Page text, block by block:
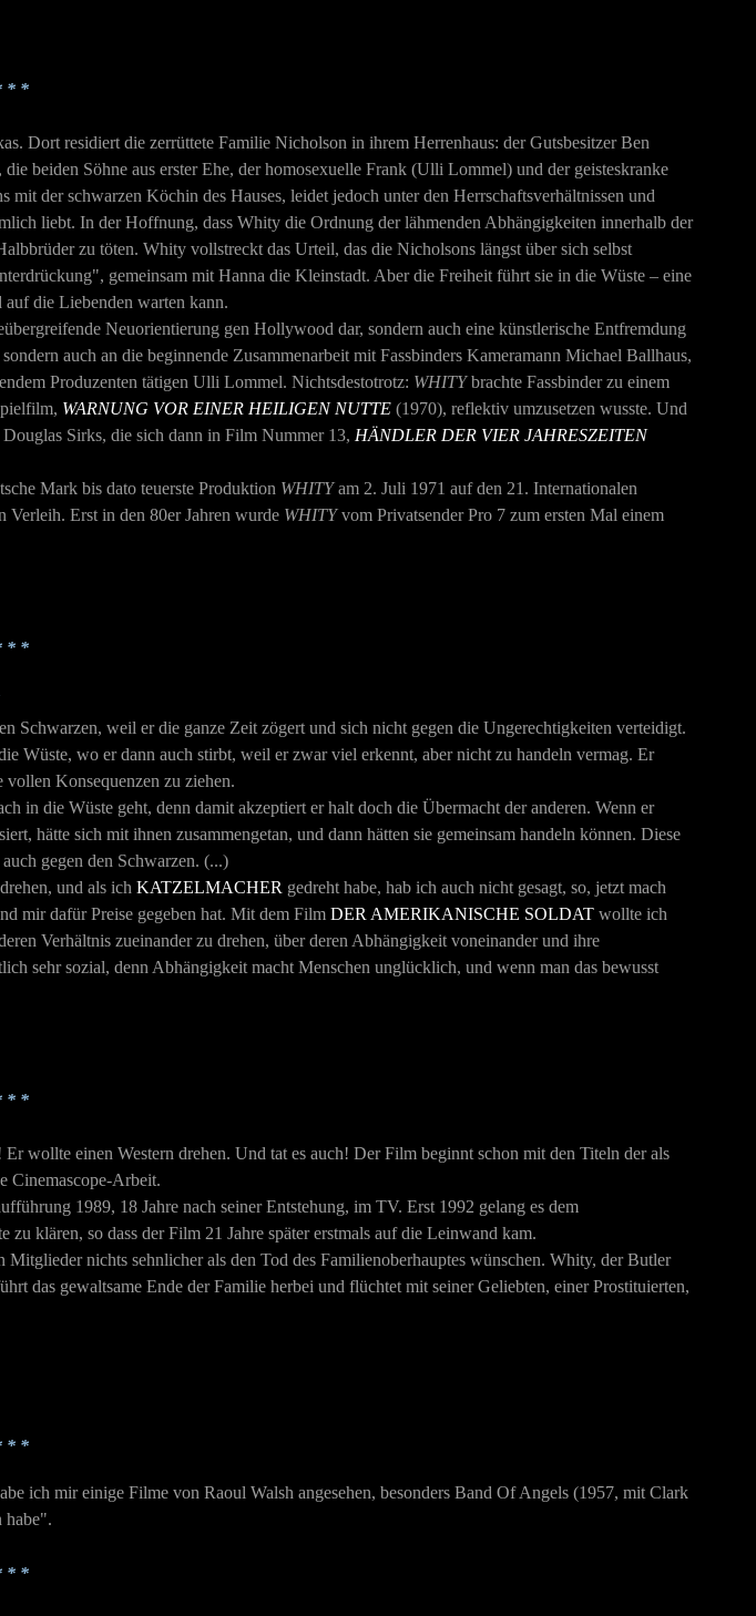
* *
Dort residiert die zerrüttete Familie Nicholson in ihrem Herrenhaus: der Gutsbesitzer Ben
beiden Söhne aus erster Ehe, der homosexuelle Frank (Ulli Lommel) und der geisteskranke
der schwarzen Köchin des Hauses, leidet jedoch unter den Herrschaftsverhältnissen und
liebt. In der Hoffnung, dass Whity die Ordnung der lähmenden Abhängigkeiten innerhalb der
zu töten. Whity vollstreckt das Urteil, das die Nicholsons längst über sich selbst
gemeinsam mit Hanna die Kleinstadt. Aber die Freiheit führt sie in die Wüste – eine
die Liebenden warten kann.
Neuorientierung gen Hollywood dar, sondern auch eine künstlerische Entfremdung
auch an die beginnende Zusammenarbeit mit Fassbinders Kameramann Michael Ballhaus,
Produzenten tätigen Ulli Lommel. Nichtsdestotrotz: WHITYbrachte Fassbinder zu einem
WARNUNG VOR EINER HEILIGEN NUTTE (1970), reflektiv umzusetzen wusste. Und
Sirks, die sich dann in Film Nummer 13, HÄNDLER DER VIER JAHRESZEITEN
Mark bis dato teuerste Produktion WHITYam 2. Juli 1971 auf den 21. Internationalen
Erst in den 80er Jahren wurde WHITYvom Privatsender Pro 7 zum ersten Mal einem
* *
weil er die ganze Zeit zögert und sich nicht gegen die Ungerechtigkeiten verteidigt.
Wüste, wo er dann auch stirbt, weil er zwar viel erkennt, aber nicht zu handeln vermag. Er
Konsequenzen zu ziehen.
in die Wüste geht, denn damit akzeptiert er halt doch die Übermacht der anderen. Wenn er
hätte sich mit ihnen zusammengetan, und dann hätten sie gemeinsam handeln können. Diese
gegen den Schwarzen. (...)
und als ich KATZELMACHER gedreht habe, hab ich auch nicht gesagt, so, jetzt mach
mir dafür Preise gegeben hat. Mit dem Film DER AMERIKANISCHE SOLDAT wollte ich
Verhältnis zueinander zu drehen, über deren Abhängigkeit voneinander und ihre
sehr sozial, denn Abhängigkeit macht Menschen unglücklich, und wenn man das bewusst
* *
wollte einen Western drehen. Und tat es auch! Der Film beginnt schon mit den Titeln der als
Cinemascope-Arbeit.
1989, 18 Jahre nach seiner Entstehung, im TV. Erst 1992 gelang es dem
zu klären, so dass der Film 21 Jahre später erstmals auf die Leinwand kam.
nichts sehnlicher als den Tod des Familienoberhauptes wünschen. Whity, der Butler
das gewaltsame Ende der Familie herbei und flüchtet mit seiner Geliebten, einer Prostituierten,
* *
ich mir einige Filme von Raoul Walsh angesehen, besonders Band Of Angels (1957, mit Clark
habe".
* *